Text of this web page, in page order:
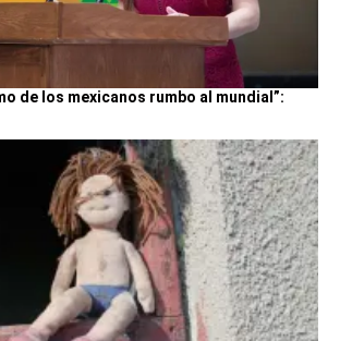
de los mexicanos rumbo al mundial”: